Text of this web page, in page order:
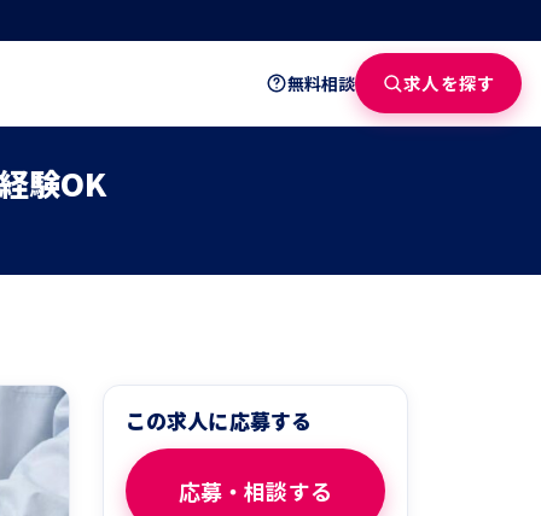
無料相談 求人を探す
験OK
この求人に応募する
応募・相談する